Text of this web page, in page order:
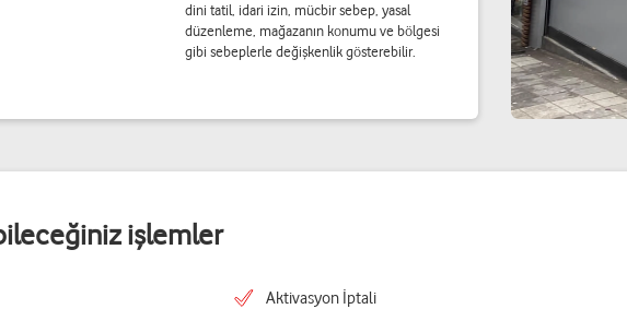
dini tatil, idari izin, mücbir sebep, yasal
düzenleme, mağazanın konumu ve bölgesi
gibi sebeplerle değişkenlik gösterebilir.
işlemler
Aktivasyon İptali